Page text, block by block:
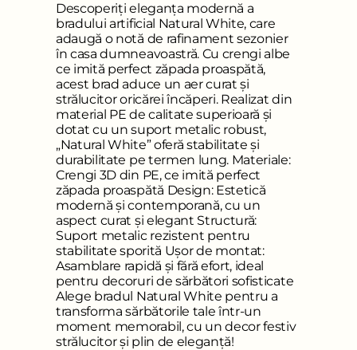
Descoperiți eleganța modernă a
bradului artificial Natural White, care
adaugă o notă de rafinament sezonier
în casa dumneavoastră. Cu crengi albe
ce imită perfect zăpada proaspătă,
acest brad aduce un aer curat și
strălucitor oricărei încăperi. Realizat din
material PE de calitate superioară și
dotat cu un suport metalic robust,
„Natural White” oferă stabilitate și
durabilitate pe termen lung. Materiale:
Crengi 3D din PE, ce imită perfect
zăpada proaspătă Design: Estetică
modernă și contemporană, cu un
aspect curat și elegant Structură:
Suport metalic rezistent pentru
stabilitate sporită Ușor de montat:
Asamblare rapidă și fără efort, ideal
pentru decoruri de sărbători sofisticate
Alege bradul Natural White pentru a
transforma sărbătorile tale într-un
moment memorabil, cu un decor festiv
strălucitor și plin de eleganță!